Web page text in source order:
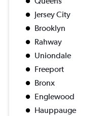
Jersey City
Brooklyn
Rahway
Uniondale
Freeport
Bronx
Englewood
Hauppauge